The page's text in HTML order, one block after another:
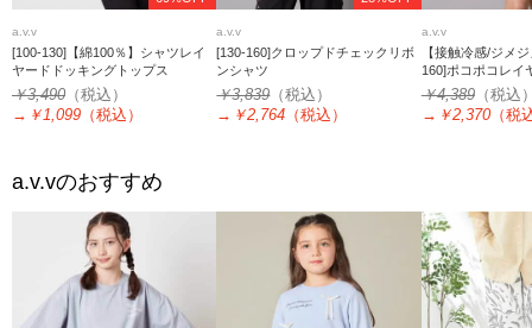
a.v.v
[100-130]【綿100％】シャツレイ
ヤードドッキングトップス
￥3,490 （税込）
→ ￥1,099 （税込）
a.v.v
[130-160]クロップドチェックリボ
ンシャツ
￥3,839（税込）
→ ￥2,764 （税込）
a.v.v
【接触冷感/ジメ
160]ポコポコレイ
ス
￥4,389（税込
→ ￥2,370（税
a.v.vのおすすめ